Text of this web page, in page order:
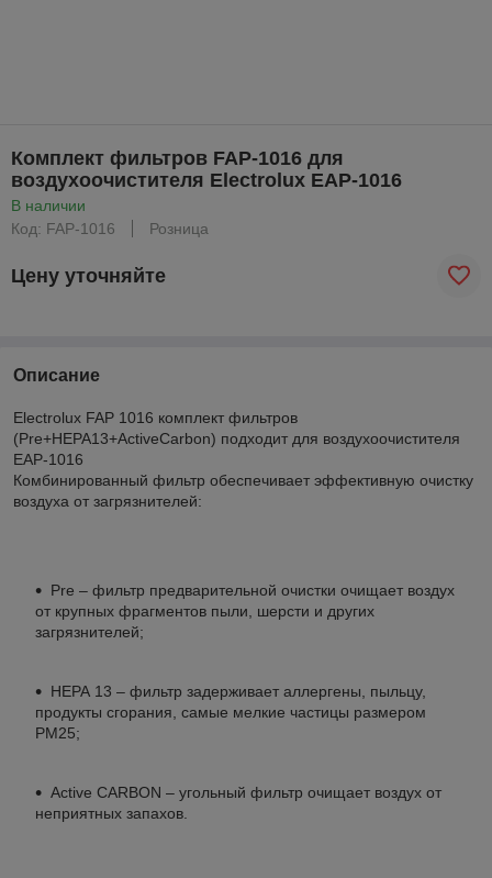
Комплект фильтров FAP-1016 для
воздухоочистителя Electrolux EAP-1016
В наличии
Код: FAP-1016
Розница
Цену уточняйте
Описание
Electrolux FAP 1016 комплект фильтров
(Pre+НЕРА13+ActiveCarbon) подходит для воздухоочистителя
EAP-1016
Комбинированный фильтр обеспечивает эффективную очистку
воздуха от загрязнителей:
Pre – фильтр предварительной очистки очищает воздух
от крупных фрагментов пыли, шерсти и других
загрязнителей;
НЕРА 13 – фильтр задерживает аллергены, пыльцу,
продукты сгорания, самые мелкие частицы размером
РМ25;
Active CARBON – угольный фильтр очищает воздух от
неприятных запахов.